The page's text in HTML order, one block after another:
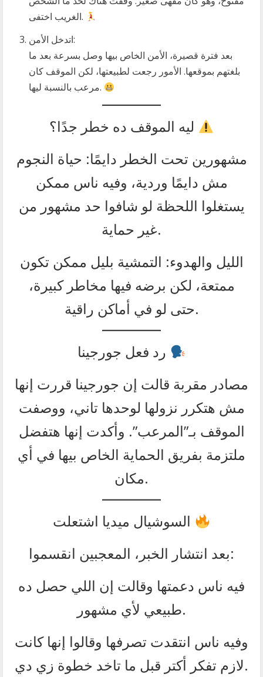
الغريب اختفى.
اتدخل الأمن:
بعد فترة قصيرة، الأمن الخاص بيها وصل بسرعة بعد ما
بلغتهم بموقعها. الأمور رجعت لطبيعتها، لكن الموقف كان
مرعب بالنسبة ليها.
مشهورين تحت الخطر دايمًا: حياة النجوم
مش دايمًا وردية، وفيه ناس ممكن
يستغلوا اللحظة لو شافوا حد مشهور من
غير حماية.
الليل والهدوء: التمشية بليل ممكن تكون
ممتعة، لكن برضه فيها مخاطر كبيرة،
حتى لو في أماكن راقية.
مصادر مقربة قالت إن جورجينا قررت إنها
مش هتكرر نزولها لوحدها تاني، ووصفت
الموقف بـ”المرعب”. وأكدت إنها هتفضل
ملتزمة بفريق الحماية الخاص بيها في أي
مكان.
بعد انتشار الخبر، المعجبين انقسموا:
فيه ناس دعمتها وقالت إن اللي حصل ده
طبيعي لأي مشهور.
وفيه ناس انتقدت تصرفها وقالوا إنها كانت
لازم تفكر أكتر قبل ما تاخد خطوة زي دي.